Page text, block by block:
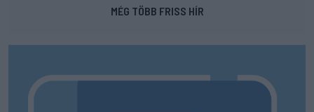
MÉG TÖBB FRISS HÍR